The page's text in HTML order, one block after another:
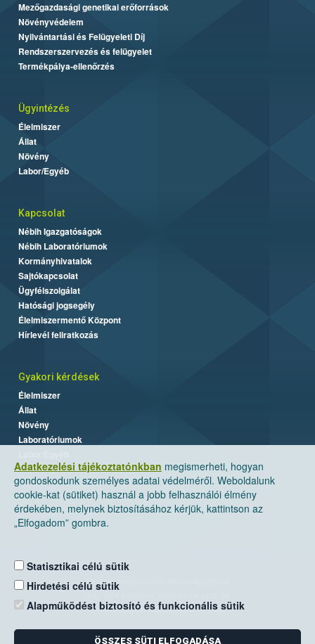
Adatkezelési tájékoztatónkban megismerheti, hogyan
gondoskodunk személyes adatai védelméről. Weboldalunk
cookie-kat (sütiket) használ a jobb felhasználói élmény
érdekében, melynek biztosításához kérjük, kattintson az
„Elfogadom” gombra.
Statisztikai célú sütik
Hirdetési célú sütik
Alapműködést biztosító és funkcionális sütik
ÖSSZES SÜTI ELFOGADÁSA
Mezőgazdasági genetikai erőforrások
Növényvédelem
Nyilvántartási és Felügyeleti Díj
Rendszerszervezés és felügyelet
Termékpálya-ellenőrzés
Ügyintézés
Élelmiszer
Állat
Növény
Labor/Egyéb
Kapcsolat
Nébih Igazgatóságok
Nébih Laboratóriumok
Kormányhivatalok
Sajtókapcsolat
Ügyfélszolgálat
Hatósági jogsegély
Élelmiszermentő Központ
Hírlevél feliratkozás
Gyakori kérdések
Élelmiszer
Állat
Növény
Laboratóriumok
Nemzeti Élelmiszerlánc-biztonsági Hivatal
Levelezési cím: 1525 Budapest. Pf. 30.